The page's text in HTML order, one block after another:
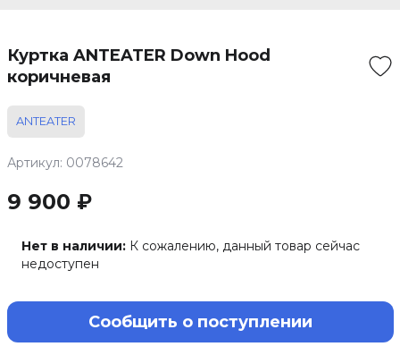
Куртка ANTEATER Down Hood
коричневая
ANTEATER
Артикул: 0078642
9 900 ₽
Нет в наличии: К сожалению, данный товар сейчас
недоступен
Сообщить о поступлении